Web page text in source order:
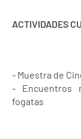
ACTIVIDADES
- Muestra de
- Encuentros
fogatas